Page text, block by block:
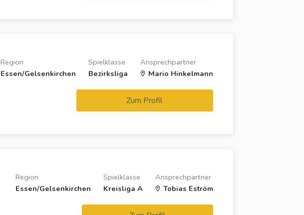
Ansprechpartner
Mario Hinkelmann
Spielklasse
Bezirksliga
Region
Essen/Gelsenkirchen
Zum Profil
Ansprechpartner
Tobias Eström
Spielklasse
Kreisliga A
Region
Essen/Gelsenkirchen